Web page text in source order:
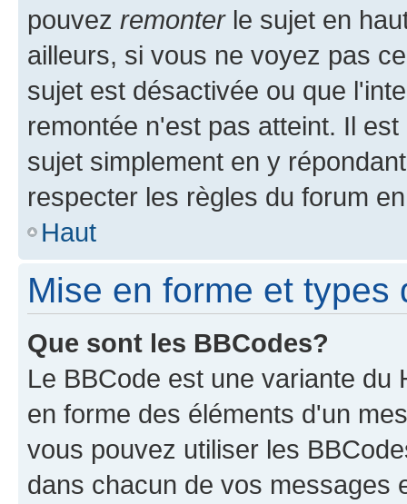
pouvez remonterle sujet en
ailleurs, si vous ne voyez pas
sujet est désactivée ou que
remontée n'est pas atteint. Il
sujet simplement en y
respecter les règles du forum
Haut
Mise en forme et types
Que sont les BBCodes?
Le BBCode est une variante du
en forme des éléments d'un
vous pouvez utiliser les
dans chacun de vos messages